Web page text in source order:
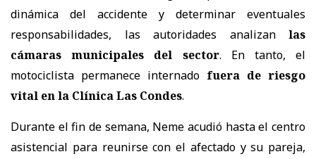
dinámica del accidente y determinar eventuales
responsabilidades, las autoridades analizan las
cámaras municipales del sector. En tanto, el
motociclista permanece internado fuera de riesgo
vital en la Clínica Las Condes.
Durante el fin de semana, Neme acudió hasta el centro
asistencial para reunirse con el afectado y su pareja,